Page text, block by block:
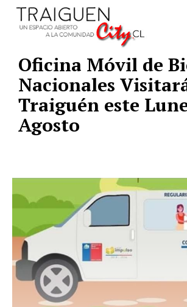
Oficina Móvil de
Nacionales
Traiguén este
Agosto